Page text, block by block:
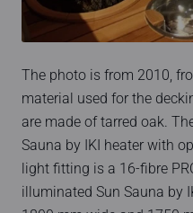
The photo is from 2010,
material used for the
are made of tarred oak.
Sauna by IKI heater with
light fitting is a 16-fibre
illuminated Sun Sauna by